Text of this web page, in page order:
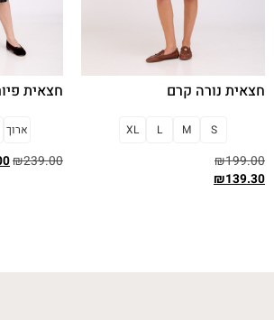
חצאית נורה קרם
S
M
L
XL
₪199.00
₪139.30
חצאית
ארוך
₪239.00